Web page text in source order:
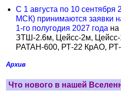
С 1 августа по 10 сентября
МСК) принимаются заявки
1-го полугодия 2027 года на
ЗТШ-2.6м, Цейсс-2м,
РАТАН-600, РТ-22 КрАО,
Архив
Что нового в нашей